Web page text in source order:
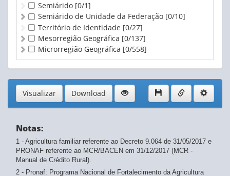
Semiárido [0/1]
Semiárido de Unidade da Federação [0/10]
Território de Identidade [0/27]
Mesorregião Geográfica [0/137]
Microrregião Geográfica [0/558]
Visualizar Download
Notas:
1 - Agricultura familiar referente ao Decreto 9.064 de 31/05/2017 e
PRONAF referente ao MCR/BACEN em 31/12/2017 (MCR -
Manual de Crédito Rural).
2 - Pronaf: Programa Nacional de Fortalecimento da Agricultura